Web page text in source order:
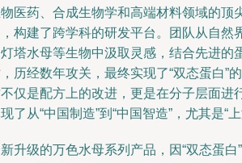
医药、合成生物学和高端材料领域的顶
构建了跨学科的研发平台。团队从自然
塔水母等生物中汲取灵感，结合先进的
历经数年攻关，最终实现了“双态蛋白”
仅是配方上的改进，更是在分子层面进
了从“中国制造”到“中国智造”，尤其是“
升级的万色水母系列产品，因“双态蛋